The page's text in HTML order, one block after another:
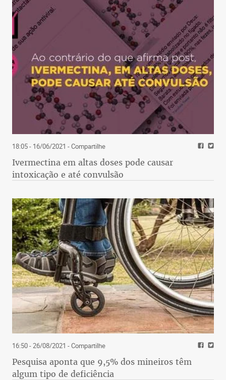
18:05 - 16/06/2021 - Compartilhe
Ivermectina em altas doses pode causar
intoxicação e até convulsão
16:50 - 26/08/2021 - Compartilhe
Pesquisa aponta que 9,5% dos mineiros têm
algum tipo de deficiência